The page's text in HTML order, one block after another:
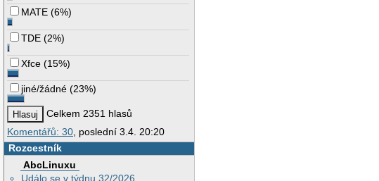
MATE (6%)
TDE (2%)
Xfce (15%)
jiné/žádné (23%)
Celkem 2351 hlasů
Komentářů: 30 , poslední 3.4. 20:20
Rozcestník
AbcLinuxu
Událo se v týdnu 32/2026